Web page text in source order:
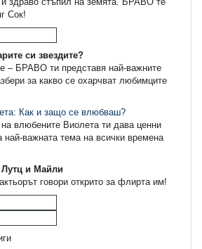
Сок!
си звездите?
– БРАВО ти представя най-важните
за какво се охарчват любимците
Как и защо се влюбваш?
влюбените Виолета ти дава ценни
важната тема на всички времена
Лутц и Майли
говори открито за флирта им!